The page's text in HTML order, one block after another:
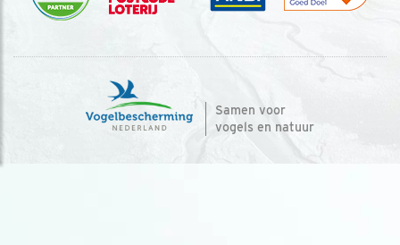
Samen voor
vogels en natuur